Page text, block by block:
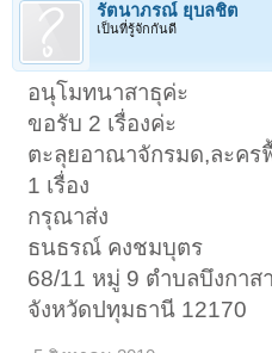
รัตนาภรณ์ ยุบลชิต
เป็นที่รู้จักกันดี
อนุโมทนาสาธุค่ะ
ขอรับ 2 เรื่องค่ะ
ตะลุยอาณาจักรมด,ละค
1 เรื่อง
กรุณาส่ง
ธนธรณ์ คงชมบุตร
68/11 หมู่ 9 ตำบลบึงกาส
จังหวัดปทุมธานี 12170
1 2 3 4 ถัดไป >